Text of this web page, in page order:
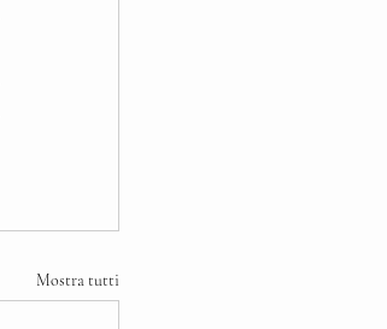
Mostra tutti